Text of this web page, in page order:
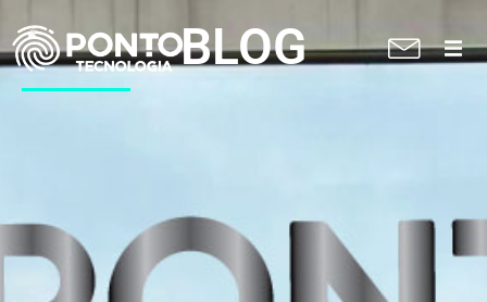
A Ponto
Blog
BLOG